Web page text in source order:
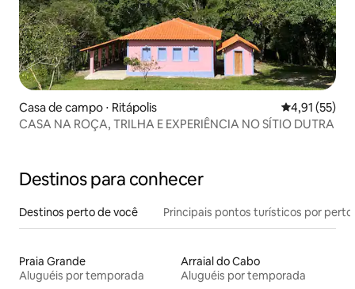
Casa de campo ⋅ Ritápolis 4,91 de uma
4,91 (55)
CASA NA ROÇA, TRILHA E EXPERIÊNCIA NO SÍTIO DUTRA
Destinos para conhecer
Destinos perto de você Principais pontos turísticos por perto
Praia Grande
Aluguéis por temporada
Arraial do Cabo
Aluguéis por temporada